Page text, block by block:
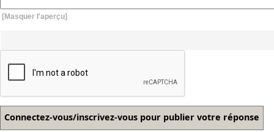
[Masquer l'aperçu]